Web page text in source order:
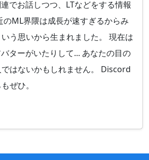
でお話しつつ、LTなどをする情報
のML界隈は成長が速すぎるからみ
う思いから生まれました。 現在は
ターがいたりして... あなたの目の
はないかもしれません。 Discord
ぜひ。